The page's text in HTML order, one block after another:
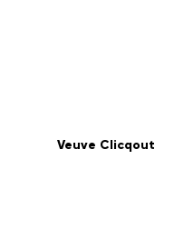
Veuve Clicqout